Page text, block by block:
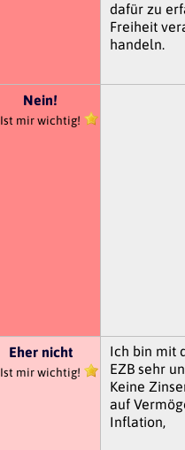
dafür zu
Freiheit
handeln.
Nein!
Ist mir wichtig!
Eher nicht
Ist mir wichtig!
Ich bin mit
EZB sehr
Keine
auf
Inflation,